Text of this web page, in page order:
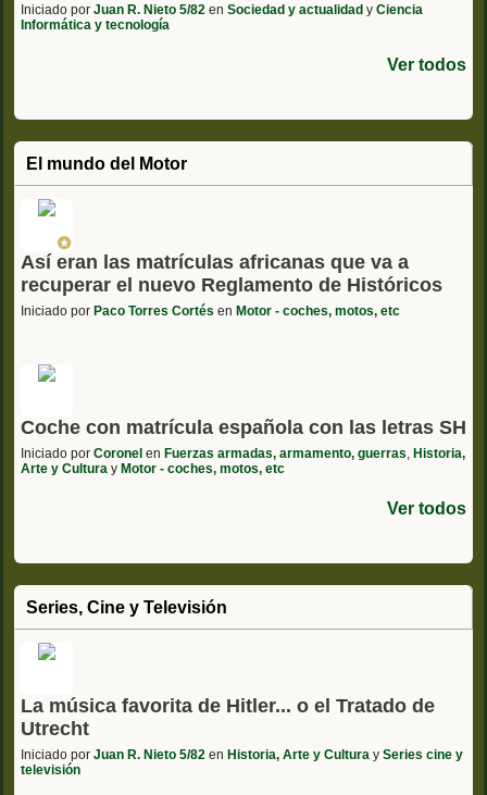
Iniciado por Juan R. Nieto 5/82 en Sociedad y actualidad y Ciencia
Informática y tecnología
Ver todos
El mundo del Motor
Así eran las matrículas africanas que va a
recuperar el nuevo Reglamento de Históricos
Iniciado por Paco Torres Cortés en Motor - coches, motos, etc
Coche con matrícula española con las letras SH
Iniciado por Coronel en Fuerzas armadas, armamento, guerras Historia,
Arte y Cultura y Motor - coches, motos, etc
Ver todos
Series, Cine y Televisión
La música favorita de Hitler... o el Tratado de
Utrecht
Iniciado por Juan R. Nieto 5/82 en Historia, Arte y Cultura y Series cine y
televisión